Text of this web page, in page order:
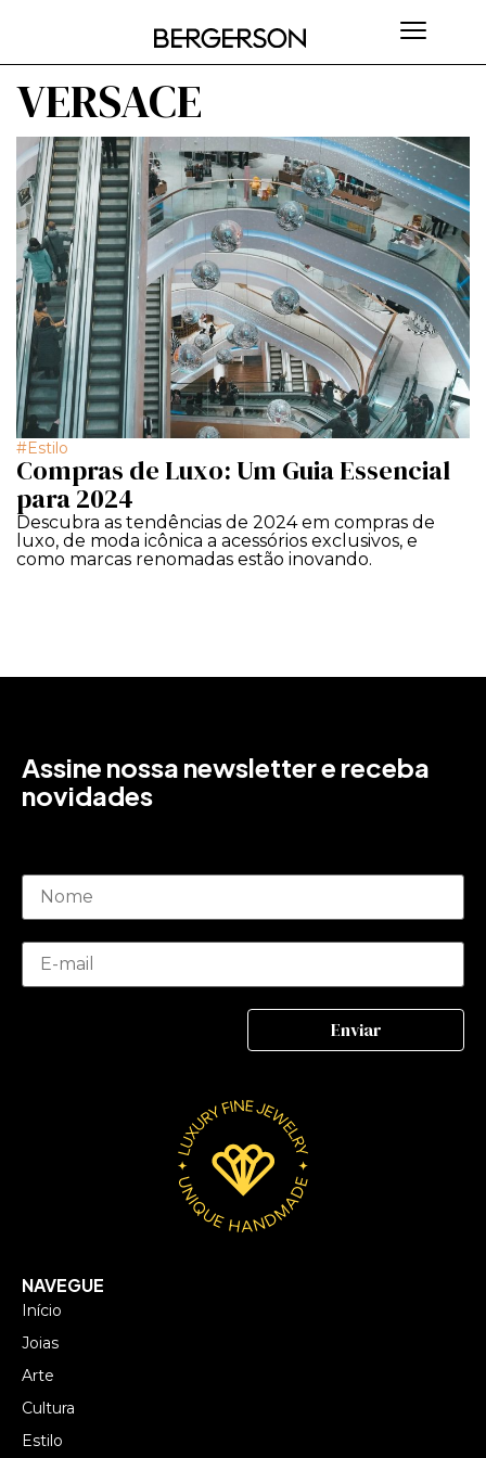
VERSACE
Estilo
Compras de Luxo: Um Guia Essencial
para 2024
Descubra as tendências de 2024 em compras de
luxo, de moda icônica a acessórios exclusivos, e
como marcas renomadas estão inovando.
Assine nossa newsletter e receba
novidades
NAVEGUE
Início
Joias
Arte
Cultura
Estilo